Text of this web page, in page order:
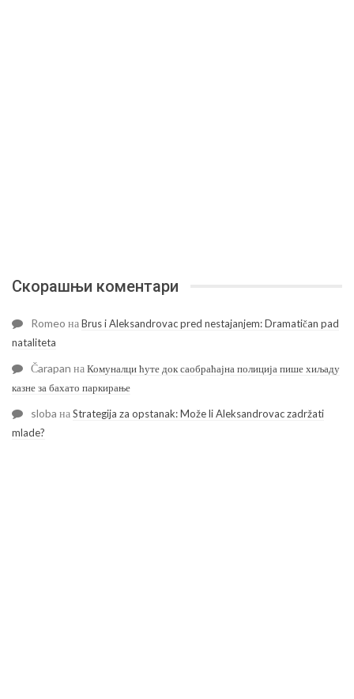
Скорашњи коментари
Romeo наBrus i Aleksandrovac pred nestajanjem: Dramatičan pad
nataliteta
Čarapan наКомуналци ћуте док саобраћајна полиција пише хиљаду
казне за бахато паркирање
sloba наStrategija za opstanak: Može li Aleksandrovac zadržati
mlade?